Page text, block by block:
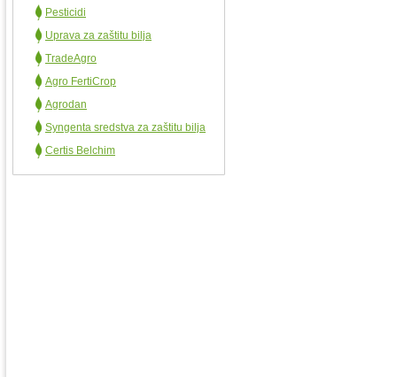
Pesticidi
Uprava za zaštitu bilja
TradeAgro
Agro FertiCrop
Agrodan
Syngenta sredstva za zaštitu bilja
Certis Belchim